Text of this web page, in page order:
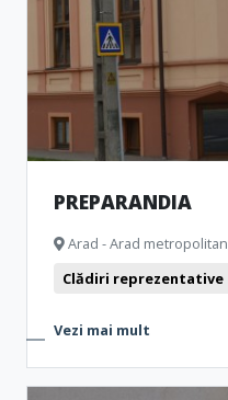
PREPARANDIA
Arad - Arad metropolitan
Clădiri reprezentative
Vezi mai mult